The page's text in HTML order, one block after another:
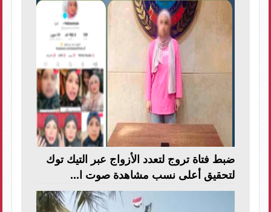
ضبط فتاة تروج لتعدد الأزواج عبر التيك توك
لتحقيق أعلى نسب مشاهدة صوت ا...